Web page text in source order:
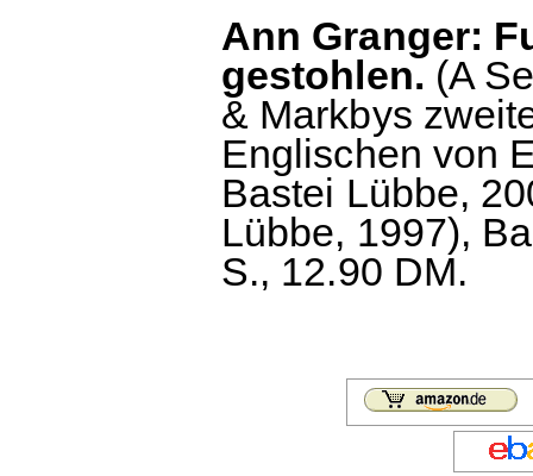
Ann Granger:
gestohlen. (A
& Markbys
Englischen von
Bastei Lübbe,
Lübbe, 1997),
S., 12.90 DM.